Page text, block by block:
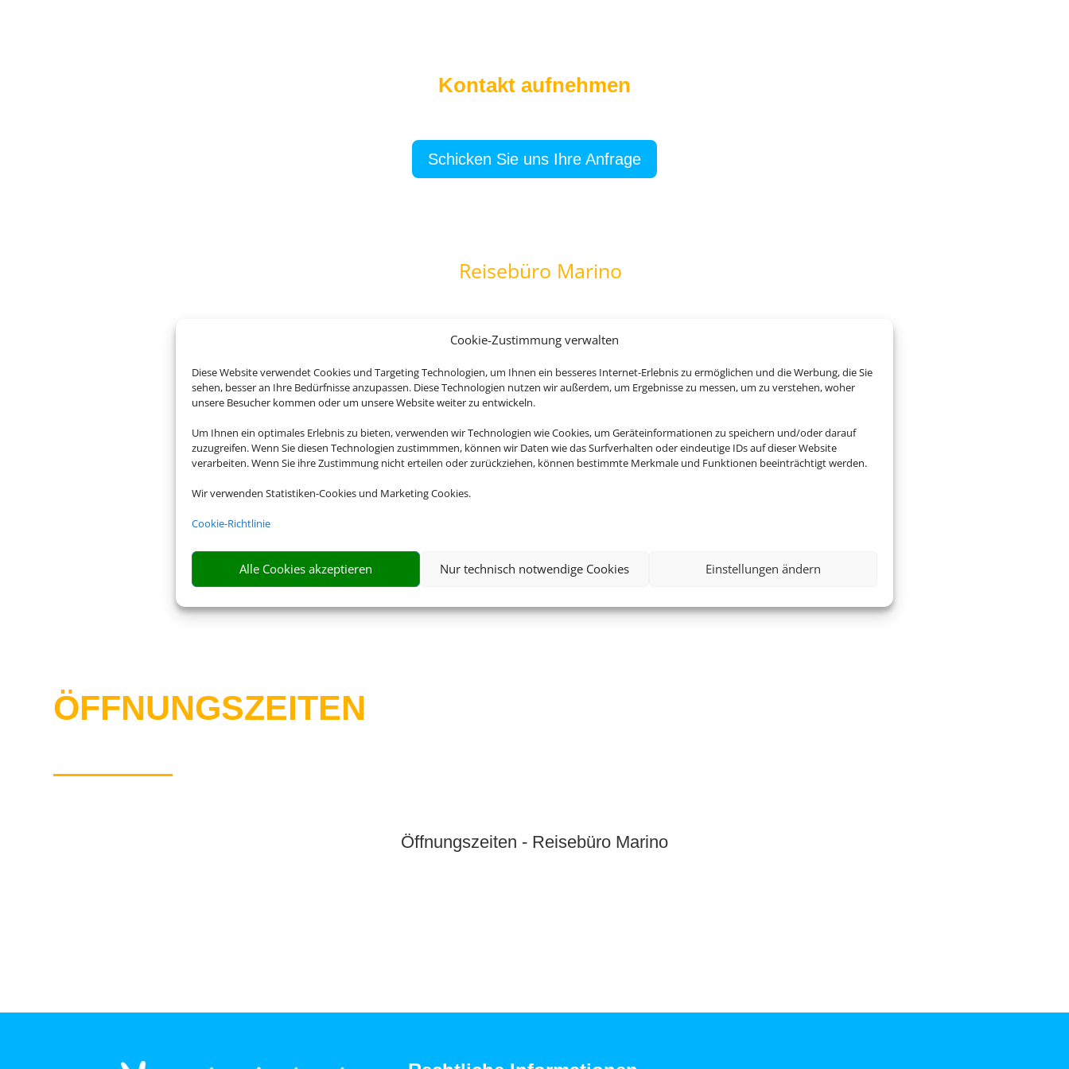
Cookie-Zustimmung verwalten
Diese Website verwendet Cookies und Targeting Technologien, um Ihnen ein besseres Internet-Erlebnis zu ermöglichen und die Werbung, die Sie
sehen, besser an Ihre Bedürfnisse anzupassen. Diese Technologien nutzen wir außerdem, um Ergebnisse zu messen, um zu verstehen, woher
unsere Besucher kommen oder um unsere Website weiter zu entwickeln.
Um Ihnen ein optimales Erlebnis zu bieten, verwenden wir Technologien wie Cookies, um Geräteinformationen zu speichern und/oder darauf
zuzugreifen. Wenn Sie diesen Technologien zustimmmen, können wir Daten wie das Surfverhalten oder eindeutige IDs auf dieser Website
verarbeiten. Wenn Sie ihre Zustimmung nicht erteilen oder zurückziehen, können bestimmte Merkmale und Funktionen beeinträchtigt werden.
Wir verwenden Statistiken-Cookies und Marketing Cookies.
Cookie-Richtlinie
Alle Cookies akzeptieren Nur technisch notwendige Cookies Einstellungen ändern
Kontakt aufnehmen
Schicken Sie uns Ihre Anfrage
Reisebüro Marino
Reisebüro Marino
Kirchstraße 4
02636 968200 info@reisebuero-marino.com
ÖFFNUNGS­ZEITEN
Öffnungszeiten - Reisebüro Marino